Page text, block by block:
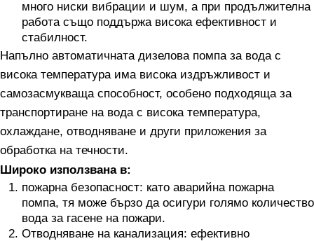
много ниски вибрации и шум, а при продължителна
работа също поддържа висока ефективност и
стабилност.
Напълно автоматичната дизелова помпа за вода с
висока температура има висока издръжливост и
самозасмукваща способност, особено подходяща за
транспортиране на вода с висока температура,
охлаждане, отводняване и други приложения за
обработка на течности.
Широко използвана в:
пожарна безопасност: като аварийна пожарна
помпа, тя може бързо да осигури голямо количество
вода за гасене на пожари.
Отводняване на канализация: ефективно